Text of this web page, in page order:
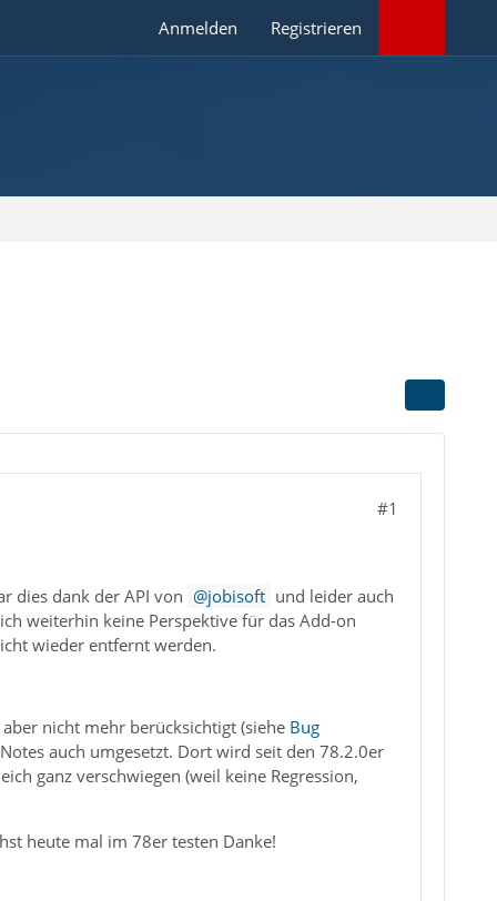
Anmelden Registrieren
#1
dies dank der API von jobisoft und leider auch
weiterhin keine Perspektive für das Add-on
wieder entfernt werden.
nicht mehr berücksichtigt (siehe Bug
auch umgesetzt. Dort wird seit den 78.2.0er
ganz verschwiegen (weil keine Regression,
heute mal im 78er testen Danke!